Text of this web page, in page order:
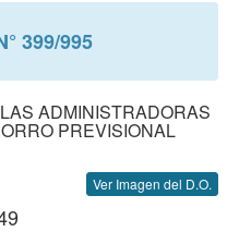
399/995
ADMINISTRADORAS
PREVISIONAL
Ver Imagen del D.O.